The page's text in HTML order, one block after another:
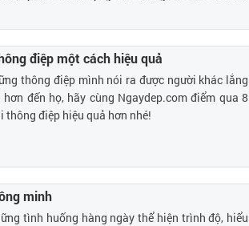
cảm xúc bằng những suy nghĩ tích cực sẽ
hơn rất nhiều.
điệp một cách hiệu quả
thông điệp mình nói ra được người khác lắng
đến họ, hãy cùng Ngaydep.com điểm qua 8
thông điệp hiệu quả hơn nhé!
minh
tình huống hàng ngày thể hiện trình độ, hiểu